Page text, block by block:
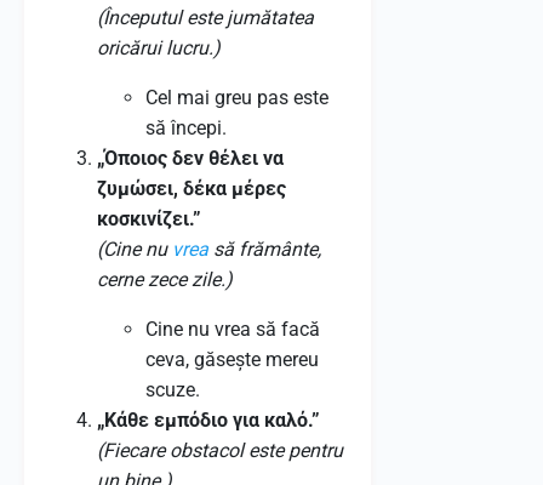
(Începutul este jumătatea
oricărui lucru.)
Cel mai greu pas este
să începi.
„Όποιος δεν θέλει να
ζυμώσει, δέκα μέρες
κοσκινίζει.”
(Cine nu vrea să frământe,
cerne zece zile.)
Cine nu vrea să facă
ceva, găsește mereu
scuze.
„Κάθε εμπόδιο για καλό.”
(Fiecare obstacol este pentru